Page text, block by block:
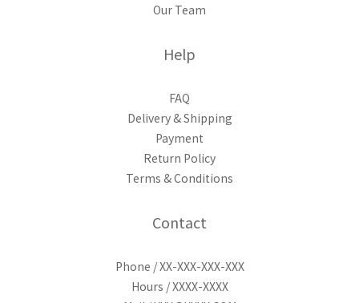
Our Team
Help
FAQ
Delivery & Shipping
Payment
Return Policy
Terms & Conditions
Contact
Phone / XX-XXX-XXX-XXX
Hours / XXXX-XXXX